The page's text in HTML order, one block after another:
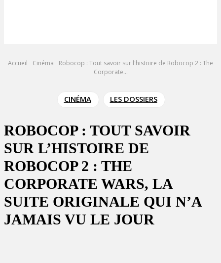
Accueil Cinéma
Robocop : Tout savoir sur l'histoire de Robocop 2 : The
Corporate...
CINÉMA LES DOSSIERS
ROBOCOP : TOUT SAVOIR
SUR L’HISTOIRE DE
ROBOCOP 2 : THE
CORPORATE WARS, LA
SUITE ORIGINALE QUI N’A
JAMAIS VU LE JOUR